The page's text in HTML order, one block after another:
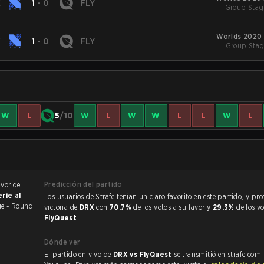
1 - 0 FLY
Group
1 - 0 FLY
Worlds 2020
Group
W L 5/10 W L W W L L W L
de
al
- Round
Predicción del partido
Los usuarios de Strafe tenían un claro favorito en este partido, y predijeron la
victoria de DRXcon 70.7%de los votos a su favor y 29.3%de los
FlyQuest .
Dónde ver
El partido en vivo de DRX vs FlyQuest se transmitió en